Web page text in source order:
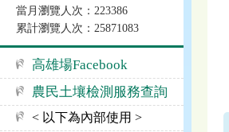
當月瀏覽人次：223386
累計瀏覽人次：25871083
高雄場Facebook
農民土壤檢測服務查詢
< 以下為內部使用 >